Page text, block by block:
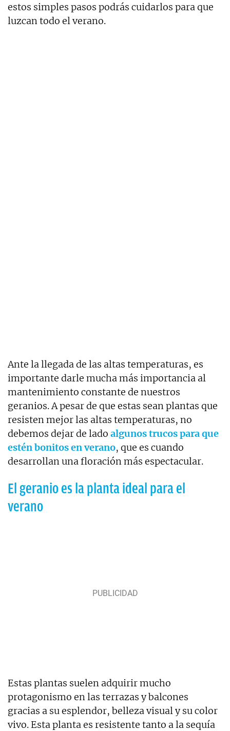
estos simples pasos podrás cuidarlos para que
luzcan todo el verano.
Ante la llegada de las altas temperaturas, es
importante darle mucha más importancia al
mantenimiento constante de nuestros
geranios. A pesar de que estas sean plantas que
resisten mejor las altas temperaturas, no
debemos dejar de lado algunos trucos para que
estén bonitos en verano, que es cuando
desarrollan una floración más espectacular.
El geranio es la planta ideal para el
verano
Estas plantas suelen adquirir mucho
protagonismo en las terrazas y balcones
gracias a su esplendor, belleza visual y su color
vivo. Esta planta es resistente tanto a la sequía